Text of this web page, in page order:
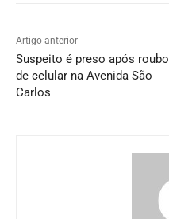
Artigo anterior
Suspeito é preso após roubo
de celular na Avenida São
Carlos